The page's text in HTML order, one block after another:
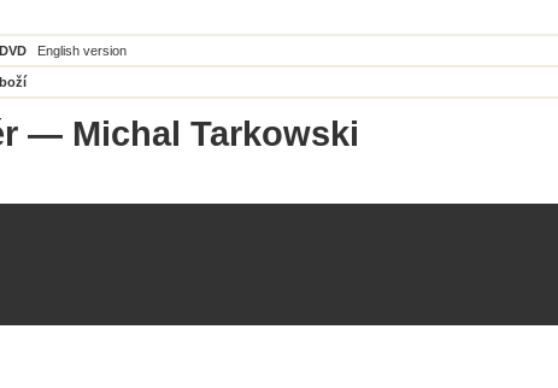
English version
— Michal Tarkowski